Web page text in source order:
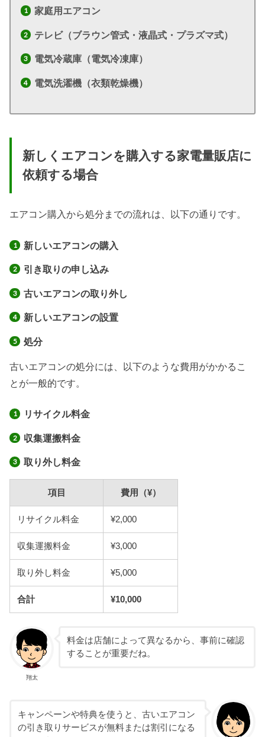
家庭用エアコン
テレビ（ブラウン管式・液晶式・プラズマ式）
電気冷蔵庫（電気冷凍庫）
電気洗濯機（衣類乾燥機）
新しくエアコンを購入する家電量販店に
依頼する場合
エアコン購入から処分までの流れは、以下の通りです。
新しいエアコンの購入
引き取りの申し込み
古いエアコンの取り外し
新しいエアコンの設置
処分
古いエアコンの処分には、以下のような費用がかかるこ
とが一般的です。
リサイクル料金
収集運搬料金
取り外し料金
項目 費用（¥）
リサイクル料金 ¥2,000
収集運搬料金 ¥3,000
取り外し料金 ¥5,000
合計 ¥10,000
翔太
料金は店舗によって異なるから、事前に確認
することが重要だね。
キャンペーンや特典を使うと、古いエアコン
の引き取りサービスが無料または割引になる